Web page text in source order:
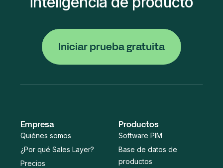
Iniciar prueba gratuita
Empresa
Quiénes somos
¿Por qué Sales Layer?
Precios
Productos
Software PIM
Base de datos de
productos